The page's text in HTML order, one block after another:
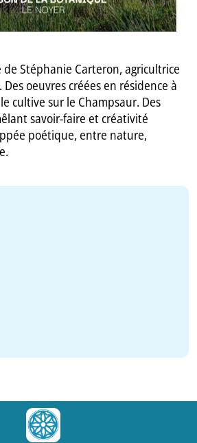
Stéphanie Carteron, agricultrice
Des oeuvres créées en résidence à
cultive sur le Champsaur. Des
savoir-faire et créativité
poétique, entre nature,